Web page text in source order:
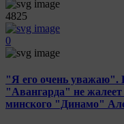
4825
0
"Я его очень уважаю".
"Авангарда" не жалеет
минского "Динамо"